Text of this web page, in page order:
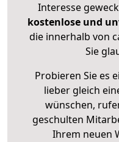
Interesse
kostenlose und
die innerhalb von
Sie
Probieren Sie es
lieber gleich
wünschen,
geschulten
Ihrem neuen